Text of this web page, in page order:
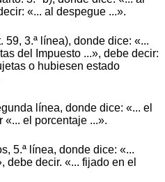
«... al despegue ...».
59, 3.ª línea), donde dice: «...
del Impuesto ...», debe decir:
o hubiesen estado
línea, donde dice: «... el
«... el porcentaje ...».
5.ª línea, donde dice: «...
debe decir. «... fijado en el